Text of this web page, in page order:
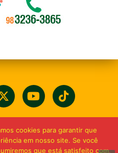
cookies para garantir que
em nosso site. Se você
que está satisfeito com